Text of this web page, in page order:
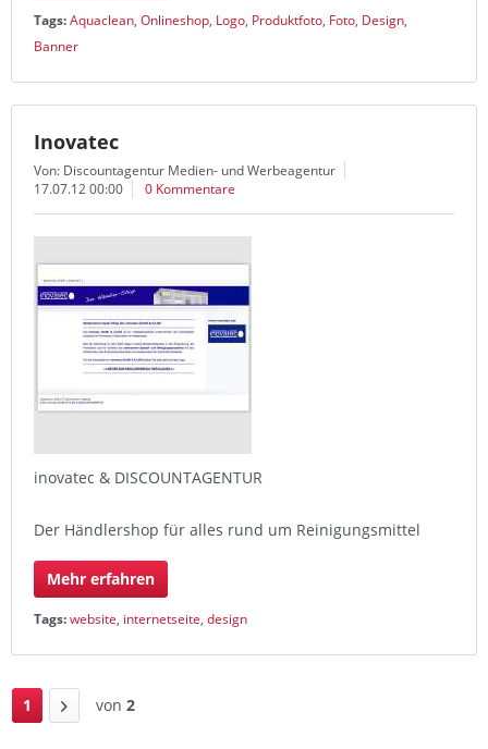
Tags:Aquaclean, Onlineshop, Logo, Produktfoto, Foto, Design,
Banner
Inovatec
Von: Discountagentur Medien- und Werbeagentur
17.07.12 00:00
0 Kommentare
inovatec & DISCOUNTAGENTUR
Der Händlershop für alles rund um Reinigungsmittel
Mehr erfahren
Tags:website, internetseite, design
1 von 2